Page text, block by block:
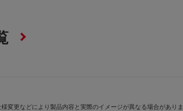
変更などにより製品内容と実際のイメージが異なる場合がありま